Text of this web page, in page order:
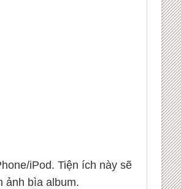
iPod. Tiện ích này sẽ
ảnh bìa album.